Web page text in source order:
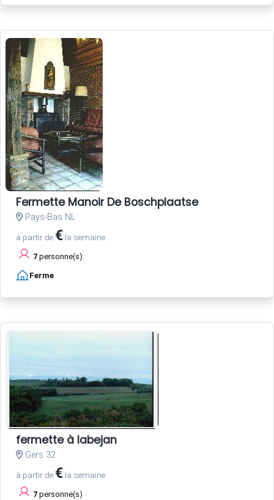
Fermette Manoir De Boschplaatse
Pays-Bas NL
à partir de € la semaine
7 personne(s)
Ferme
fermette à labejan
Gers 32
à partir de € la semaine
7 personne(s)